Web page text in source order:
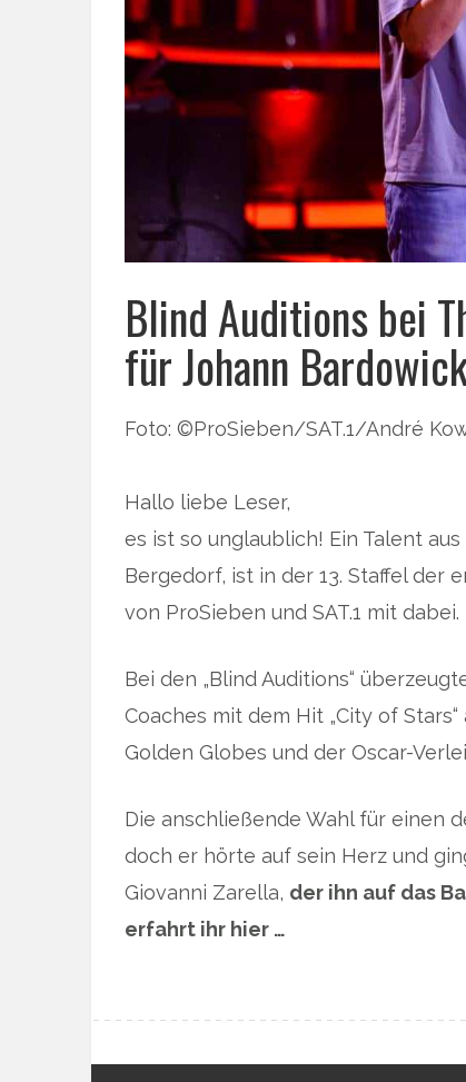
Blind Auditions bei
für Johann
Foto: ©ProSieben/SAT.1/André
Hallo liebe Leser,
es ist so unglaublich! Ein Talent
Bergedorf, ist in der 13. Staffel der
von ProSieben und SAT.1 mit dabei.
Bei den „Blind Auditions“
Coaches mit dem Hit „City of Stars“
Golden Globes und der Oscar-
Die anschließende Wahl für einen
doch er hörte auf sein Herz und
Giovanni Zarella, der ihn auf das
erfahrt ihr hier …